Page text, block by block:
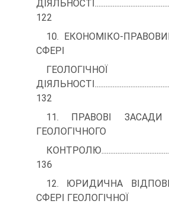
122
10. ЕКОНОМІКО-
СФЕРІ
ГЕОЛОГІЧНОЇ
132
11. ПРАВОВІ ЗАСАДИ
ГЕОЛОГІЧНОГО
136
12. ЮРИДИЧНА
СФЕРІ ГЕОЛОГІЧНОЇ